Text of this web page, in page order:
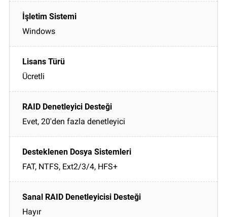
Windows
Ücretli
Evet, 20'den fazla denetleyici
FAT, NTFS, Ext2/3/4, HFS+
Hayır